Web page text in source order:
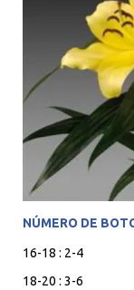
NÚMERO DE
16-18 : 2-4
18-20 : 3-6